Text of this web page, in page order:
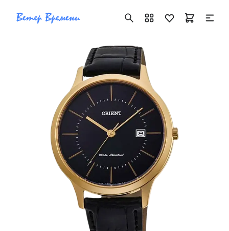
+7 ( 705 ) 181-42-50
info@vetervremeni.kz
Авторизация
Каталог
Мужские часы
Женские часы